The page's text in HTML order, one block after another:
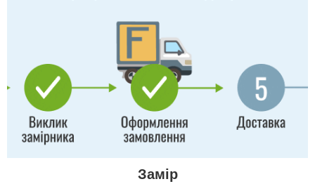
Замір